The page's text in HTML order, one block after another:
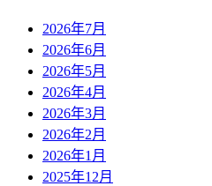
2026年7月
2026年6月
2026年5月
2026年4月
2026年3月
2026年2月
2026年1月
2025年12月